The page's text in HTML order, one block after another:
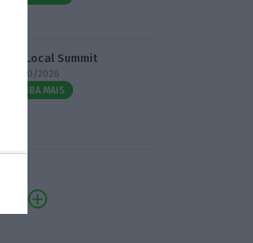
3.º Local Summit
07/10/2026
SAIBA MAIS